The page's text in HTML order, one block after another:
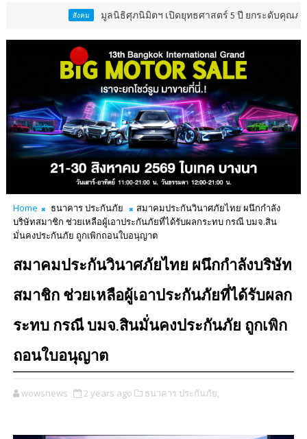
มูลนิธิศุภนิมิตฯ เปิดยุทธศาสตร์ 5 ปี ยกระดับคุณภาพชีวิต ‘เด็ก 4
Home ธนาคาร ประกันภัย
สมาคมประกันวินาศภัยไทย ผนึกกำลัง
บริษัทสมาชิก ช่วยเหลือผู้เอาประกันภัยที่ได้รับผลกระทบ กรณี บมจ.สิน
มั่นคงประกันภัย ถูกเพิกถอนใบอนุญาต
สมาคมประกันวินาศภัยไทย ผนึกกำลังบริษัท
สมาชิก ช่วยเหลือผู้เอาประกันภัยที่ได้รับผลก
ระทบ กรณี บมจ.สินมั่นคงประกันภัย ถูกเพิก
ถอนใบอนุญาต
wowsnews 2 years ago ธนาคาร ประกันภัย,